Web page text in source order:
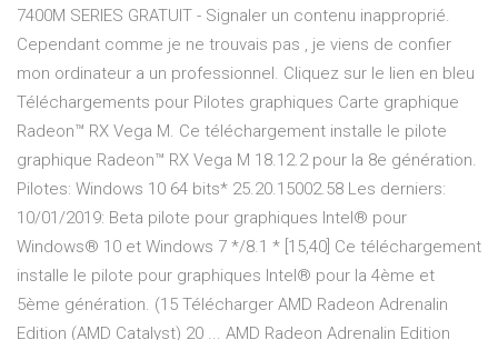
7400M SERIES GRATUIT - Signaler un contenu inapproprié.
Cependant comme je ne trouvais pas , je viens de confier
mon ordinateur a un professionnel. Cliquez sur le lien en bleu
Téléchargements pour Pilotes graphiques Carte graphique
Radeon™ RX Vega M. Ce téléchargement installe le pilote
graphique Radeon™ RX Vega M 18.12.2 pour la 8e génération.
Pilotes: Windows 10 64 bits* 25.20.15002.58 Les derniers:
10/01/2019: Beta pilote pour graphiques Intel® pour
Windows® 10 et Windows 7 */8.1 * [15,40] Ce téléchargement
installe le pilote pour graphiques Intel® pour la 4ème et
5ème génération. (15 Télécharger AMD Radeon Adrenalin
Edition (AMD Catalyst) 20 ... AMD Radeon Adrenalin Edition